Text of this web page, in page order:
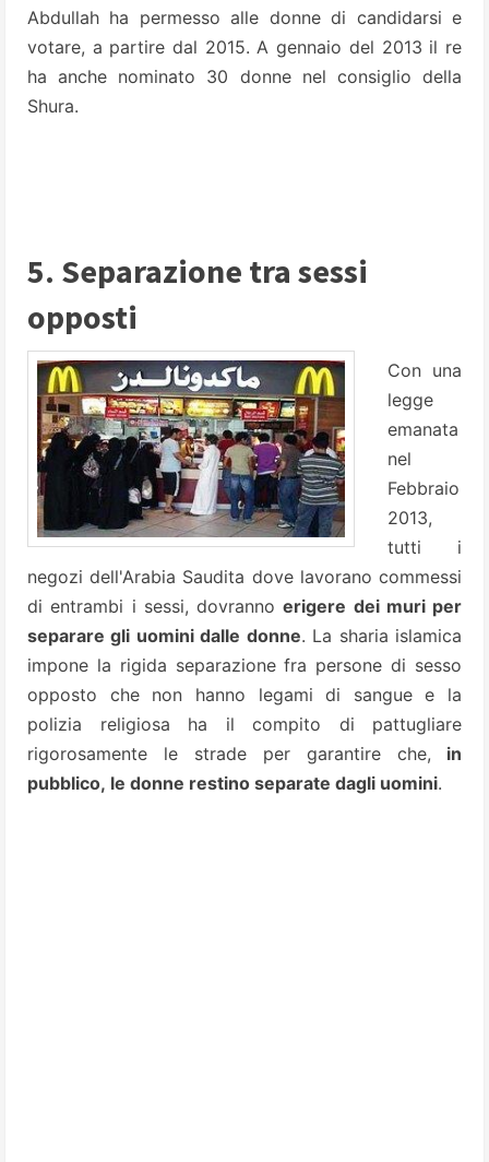
Abdullah ha permesso alle donne di candidarsi e
votare, a partire dal 2015. A gennaio del 2013 il re
ha anche nominato 30 donne nel consiglio della
Shura.
5. Separazione tra sessi
opposti
Con una
legge
emanata
nel
Febbraio
2013,
tutti i
negozi dell'Arabia Saudita dove lavorano commessi
di entrambi i sessi, dovrannoerigere dei muri per
separare gli uomini dalle donne. La sharia islamica
impone la rigida separazione fra persone di sesso
opposto che non hanno legami di sangue e la
polizia religiosa ha il compito di pattugliare
rigorosamente le strade per garantire che, in
pubblico, le donne restino separate dagli uomini.